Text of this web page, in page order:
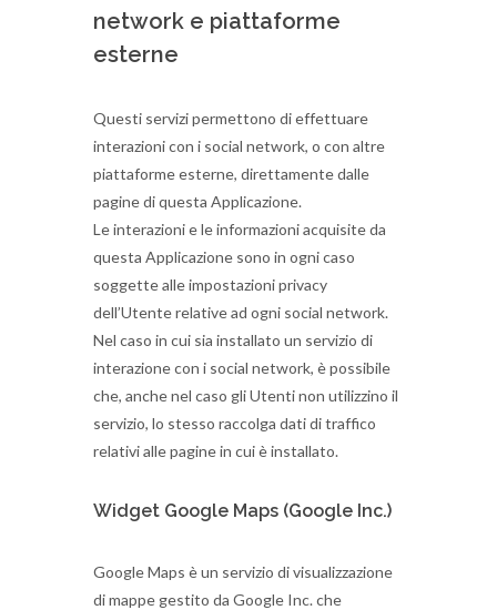
network e piattaforme
esterne
Questi servizi permettono di effettuare
interazioni con i social network, o con altre
piattaforme esterne, direttamente dalle
pagine di questa Applicazione.
Le interazioni e le informazioni acquisite da
questa Applicazione sono in ogni caso
soggette alle impostazioni privacy
dell’Utente relative ad ogni social network.
Nel caso in cui sia installato un servizio di
interazione con i social network, è possibile
che, anche nel caso gli Utenti non utilizzino il
servizio, lo stesso raccolga dati di traffico
relativi alle pagine in cui è installato.
Widget Google Maps (Google Inc.)
Google Maps è un servizio di visualizzazione
di mappe gestito da Google Inc. che